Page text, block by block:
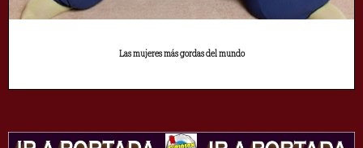
Las mujeres más gordas del mundo